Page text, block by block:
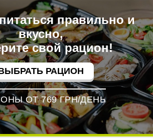
правильно и
вкусно,
свой рацион!
РАЦИОН
ОТ 769 ГРН/ДЕНЬ